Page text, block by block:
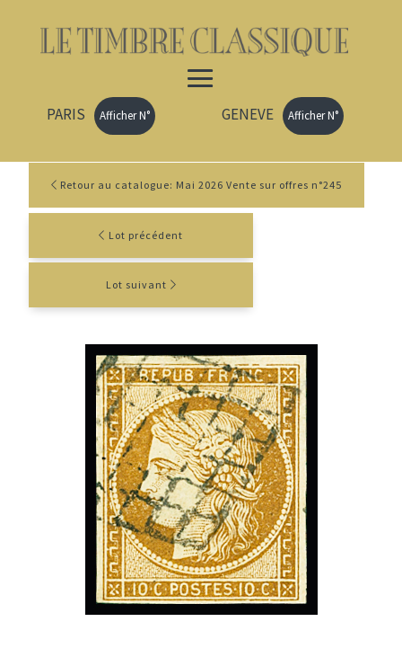
PARIS Afficher N° GENEVE Afficher N°
Retour au catalogue: Mai 2026 Vente sur offres n°245
Lot précédent
Lot suivant